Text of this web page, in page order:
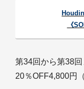
《
第34回から第38
20％OFF4,800円